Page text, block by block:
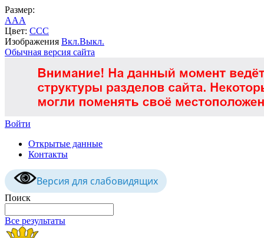
Размер:
AAA
Цвет: CCC
Изображения Вкл.Выкл.
Обычная версия сайта
Войти
Открытые данные
Контакты
Версия для слабовидящих
Поиск
Все результаты